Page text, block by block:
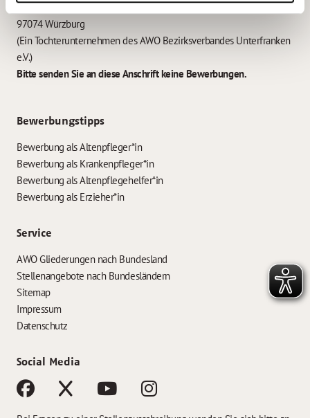
Kantstraße 45a
97074 Würzburg
(Ein Tochterunternehmen des AWO Bezirksverbandes Unterfranken
e.V.)
Bitte senden Sie an diese Anschrift keine Bewerbungen.
Bewerbungstipps
Bewerbung als Altenpfleger*in
Bewerbung als Krankenpfleger*in
Bewerbung als Altenpflegehelfer*in
Bewerbung als Erzieher*in
Service
AWO Gliederungen nach Bundesland
Stellenangebote nach Bundesländern
Sitemap
Impressum
Datenschutz
Social Media